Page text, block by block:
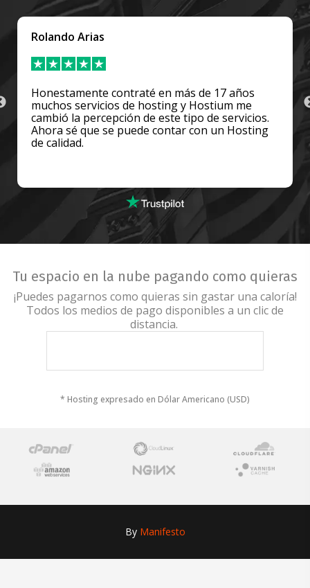
Emanuel Ferreyra
Impresionante la velocidad y buena voluntad en
que me resolvieron un problemon. Mil gracias!
Tu espacio en la nube pagando como quieras
¡Puedes pagarnos como quieras sin gastar una caloría!
Todos los medios de pago disponibles a un clic de
distancia.
* Hosting expresado en Dólar Americano (USD)
By Manifesto